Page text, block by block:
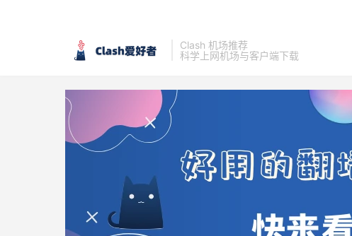
Clash 机场推荐
科学上网机场与客户端下载